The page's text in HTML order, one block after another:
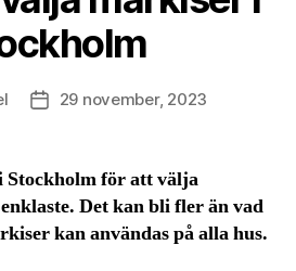
Inläggsdatum
29 november, 2023
Stockholm för att välja
Det kan bli fler än vad
kan användas på alla hus.